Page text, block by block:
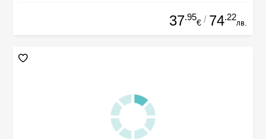
37.95
€ / 74.22
лв.